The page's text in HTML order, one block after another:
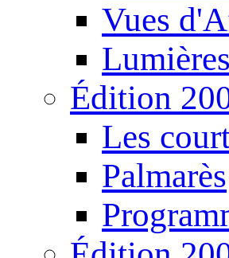
Vues
Édition
Les
Palmarès